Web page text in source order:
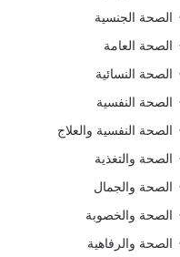
الصحة الجنسية
الصحة العامة
الصحة النسائية
الصحة النفسية
الصحة النفسية والعلاج
الصحة والتغذية
الصحة والجمال
الصحة والخصوبة
الصحة والرفاهية